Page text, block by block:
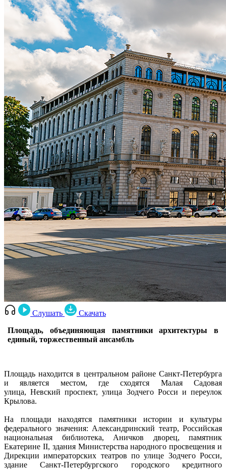
Слушать
Скачать
Площадь, объединяющая памятники архитектуры в
единый, торжественный ансамбль
Площадь находится в центральном районе Санкт-Петербурга
и является местом, где сходятся Малая Садовая
улица, Невский проспект, улица Зодчего Росси и переулок
Крылова.
На площади находятся памятники истории и культуры
федерального значения: Александринский театр, Российская
национальная библиотека, Аничков дворец, памятник
Екатерине ΙΙ, здания Министерства народного просвещения и
Дирекции императорских театров по улице Зодчего Росси,
здание Санкт-Петербургского городского кредитного